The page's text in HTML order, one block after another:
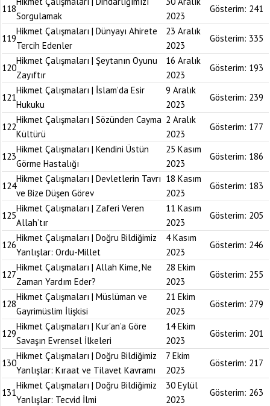
118
Sorgulamak
2023
Gösterim: 241
119
Hikmet Çalışmaları | Dünyayı Ahirete
Tercih Edenler
23 Aralık
2023
Gösterim: 335
120
Hikmet Çalışmaları | Şeytanın Oyunu
Zayıftır
16 Aralık
2023
Gösterim: 193
121
Hikmet Çalışmaları | İslam’da Esir
Hukuku
9 Aralık
2023
Gösterim: 239
122
Hikmet Çalışmaları | Sözünden Cayma
Kültürü
2 Aralık
2023
Gösterim: 177
123
Hikmet Çalışmaları | Kendini Üstün
Görme Hastalığı
25 Kasım
2023
Gösterim: 186
124
Hikmet Çalışmaları | Devletlerin Tavrı
ve Bize Düşen Görev
18 Kasım
2023
Gösterim: 183
125
Hikmet Çalışmaları | Zaferi Veren
Allah’tır
11 Kasım
2023
Gösterim: 205
126
Hikmet Çalışmaları | Doğru Bildiğimiz
Yanlışlar: Ordu-Millet
4 Kasım
2023
Gösterim: 246
127
Hikmet Çalışmaları | Allah Kime, Ne
Zaman Yardım Eder?
28 Ekim
2023
Gösterim: 255
128
Hikmet Çalışmaları | Müslüman ve
Gayrimüslim İlişkisi
21 Ekim
2023
Gösterim: 279
129
Hikmet Çalışmaları | Kur’an’a Göre
Savaşın Evrensel İlkeleri
14 Ekim
2023
Gösterim: 201
130
Hikmet Çalışmaları | Doğru Bildiğimiz
Yanlışlar: Kıraat ve Tilavet Kavramı
7 Ekim
2023
Gösterim: 217
131
Hikmet Çalışmaları | Doğru Bildiğimiz
Yanlışlar: Tecvid İlmi
30 Eylül
2023
Gösterim: 263